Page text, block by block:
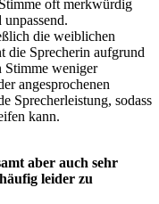
oft merkwürdig
die weiblichen
die Sprecherin aufgrund
Stimme weniger
angesprochenen
Sprecherleistung, sodass
kann.
aber auch sehr
leider zu